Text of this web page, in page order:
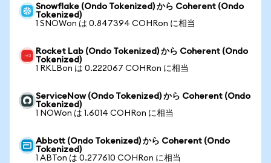
Snowflake (Ondo Tokenized) から Coherent (Ondo
Tokenized)
1 SNOWon は 0.847394 COHRon に相当
Rocket Lab (Ondo Tokenized) から Coherent (Ondo
Tokenized)
1 RKLBon は 0.222067 COHRon に相当
ServiceNow (Ondo Tokenized) から Coherent (Ondo
Tokenized)
1 NOWon は 1.6014 COHRon に相当
Abbott (Ondo Tokenized) から Coherent (Ondo
Tokenized)
1 ABTon は 0.277610 COHRon に相当